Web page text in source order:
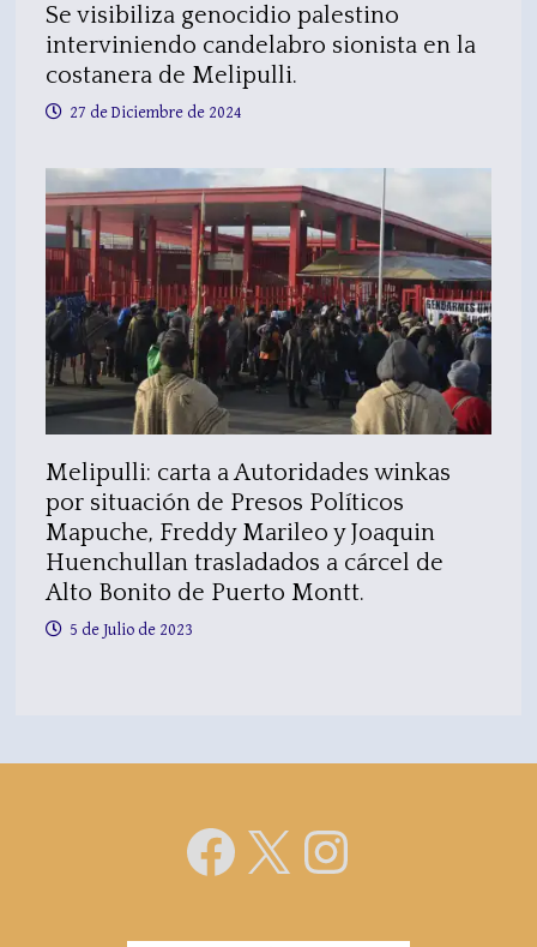
Se visibiliza genocidio palestino
interviniendo candelabro sionista en la
costanera de Melipulli.
27 de Diciembre de 2024
Melipulli: carta a Autoridades winkas
por situación de Presos Políticos
Mapuche, Freddy Marileo y Joaquin
Huenchullan trasladados a cárcel de
Alto Bonito de Puerto Montt.
5 de Julio de 2023
Facebook
X Instagram